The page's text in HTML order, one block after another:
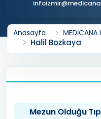
Anasayfa MEDICANA
Halil Bozkaya
Mezun Olduğu